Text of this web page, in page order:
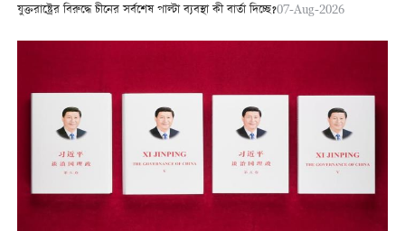
যুক্তরাষ্ট্রের বিরুদ্ধে চীনের সর্বশেষ পাল্টা ব্যবস্থা কী বার্তা দিচ্ছে?07-Aug-2026